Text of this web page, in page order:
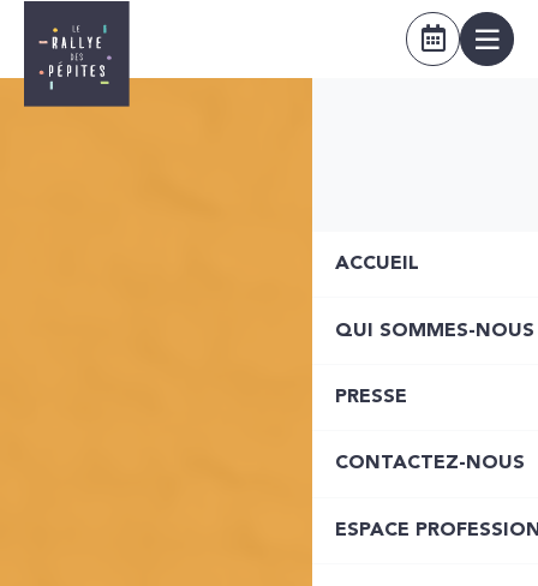
ACCUEIL
QUI SOMMES-NOUS
PRESSE
CONTACTEZ-NOUS
ESPACE